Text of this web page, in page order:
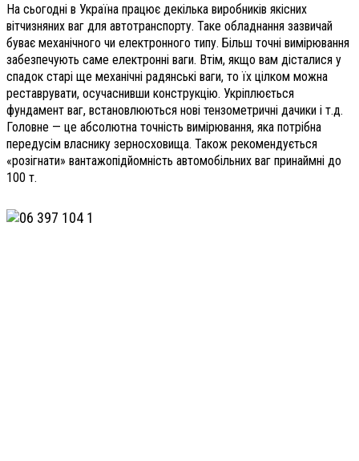
На сьогодні в Україна працює декілька виробників якісних
вітчизняних ваг для автотранспорту. Таке обладнання зазвичай
буває механічного чи електронного типу. Більш точні вимірювання
забезпечують саме електронні ваги. Втім, якщо вам дісталися у
спадок старі ще механічні радянські ваги, то їх цілком можна
реставрувати, осучаснивши конструкцію. Укріплюється
фундамент ваг, встановлюються нові тензометричні дачики і т.д.
Головне — це абсолютна точність вимірювання, яка потрібна
передусім власнику зерносховища. Також рекомендується
«розігнати» вантажопідйомність автомобільних ваг принаймні до
100 т.